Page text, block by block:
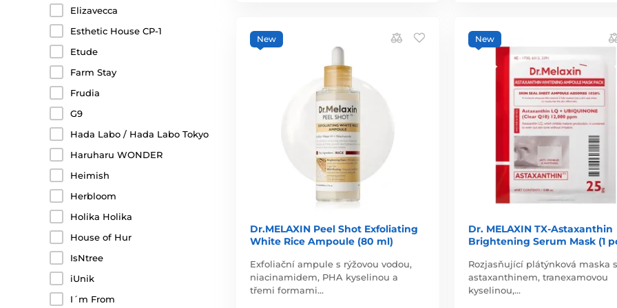
Elizavecca
Esthetic House CP-1
Etude
Farm Stay
Frudia
G9
Hada Labo / Hada Labo Tokyo
Haruharu WONDER
Heimish
Herbloom
Holika Holika
House of Hur
IsNtree
iUnik
I´m From
New
Dr.MELAXIN Peel Shot Exfoliating
White Rice Ampoule (80 ml)
Exfoliační ampule s rýžovou vodou,
niacinamidem, PHA kyselinou a
třemi formami…
New
Dr. MELAXIN TX-Astaxanthin
Brightening Serum Mask (1
Rozjasňující plátýnková maska s
astaxanthinem, tranexamovou
kyselinou,…